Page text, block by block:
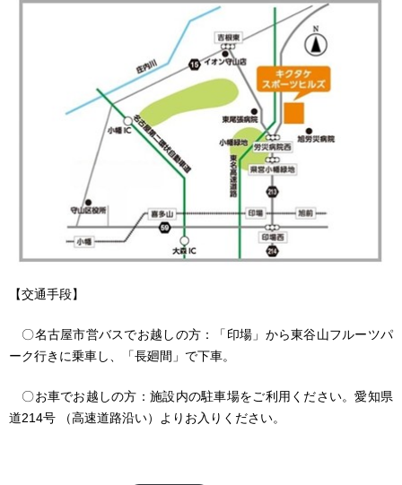
【交通手段】
〇名古屋市営バスでお越しの方：「印場」から東谷山フルーツパ
ーク行きに乗車し、「長廻間」で下車。
〇お車でお越しの方：施設内の駐車場をご利用ください。愛知県
道214号 （高速道路沿い）よりお入りください。